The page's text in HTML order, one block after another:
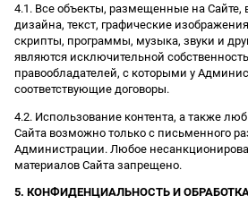
4.1. Все объекты, размещенные на
дизайна, текст, графические
скрипты, программы, музыка, звуки и
являются исключительной
правообладателей, с которыми у
соответствующие договоры.
4.2. Использование контента, а также
Сайта возможно только с письменного
Администрации. Любое
материалов Сайта запрещено.
5. КОНФИДЕНЦИАЛЬНОСТЬ И